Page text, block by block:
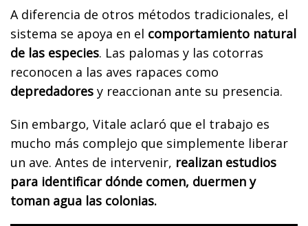
A diferencia de otros métodos tradicionales, el
sistema se apoya en el comportamiento natural
de las especies. Las palomas y las cotorras
reconocen a las aves rapaces como
depredadores y reaccionan ante su presencia.
Sin embargo, Vitale aclaró que el trabajo es
mucho más complejo que simplemente liberar
un ave. Antes de intervenir, realizan estudios
para identificar dónde comen, duermen y
toman agua las colonias.